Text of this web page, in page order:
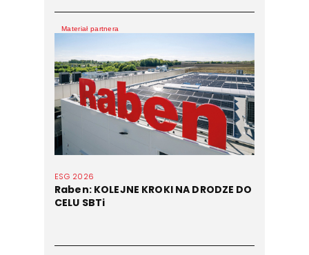
ESG 2026
Raben: KOLEJNE KROKI NA DRODZE DO
CELU SBTi
Materiał partnera